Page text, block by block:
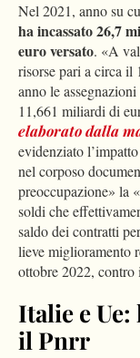
Nel 2021, anno su
ha incassato 26,7
euro versato. «A
risorse pari a circa il
anno le
11,661 miliardi di
elaborato dalla
evidenziato
nel corposo
preoccupazione» la
soldi che
saldo dei contratti
lieve miglioramento
ottobre 2022,
Italie e
il Pnrr